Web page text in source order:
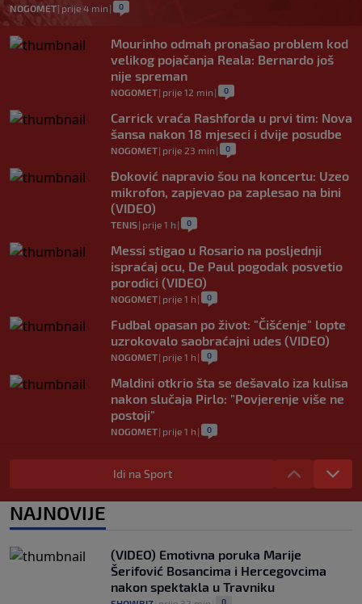
NOGOMET| prije 4 min | 0
Mourinho odmah pronašao problem kod
velikog pojačanja Reala: Bernardo još
nije spreman
NOGOMET| prije 12 min | 0
Carrick vraća Rashforda u prvi tim: Nova
šansa nakon 18 mjeseci i dvije posudbe
NOGOMET| prije 23 min | 0
Đoković napravio šou na koncertu: Uzeo
mikrofon, zapjevao pa zaplesao na bini
(VIDEO)
TENIS| prije 1 h | 0
Messi stigao u Rosario na posljednji
ispraćaj ocu, De Paul pogodak posvetio
porodici (VIDEO)
NOGOMET| prije 1 h | 0
Fudbal opasan po život: "Čišćenje" lopte
uzrokovalo saobraćajni udes (VIDEO)
NOGOMET| prije 1 h | 0
Maldini otkrio šta se dešavalo iza kulisa
nakon slučaja Pirlo: "Povjerenje više ne
postoji"
NOGOMET| prije 1 h | 0
FIFA stala u odbranu Infantina: "U toku je
organizovani pokušaj njegovog rušenja"
sam prije svega golman" (FOTO+VIDEO)
NOGOMET |prije 1 h| 0
Idi na Sport
NAJNOVIJE
(VIDEO) Emotivna poruka Marije
Šerifović Bosancima i Hercegovcima
nakon spektakla u Travniku
0